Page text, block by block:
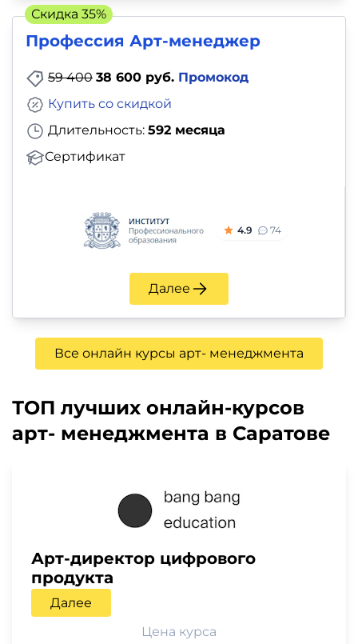
Профессия Арт-менеджер
59 400 38 600 руб. Промокод
Длительность: 592 месяца
Сертификат
Купить со скидкой
4.9 74
Далее
Скидка 35%
Все онлайн курсы арт- менеджмента
ТОП лучших онлайн-курсов
арт- менеджмента в Саратове
Арт-директор цифрового
продукта
Далее
Цена курса